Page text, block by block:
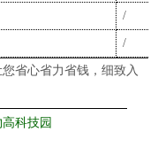
/
/
省心省力省钱，细致入
高科技园